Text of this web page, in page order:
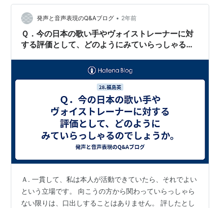
なぁ どうやって対処すればいいんだっキュ…キレかねな
いっキュ そこで、こちらの記事では以下のような内容に
ついてご紹介していきます！ １．会…
発声と音声表現のQ&Aブログ • 2年前
Ｑ．今の日本の歌い手やヴォイストレーナーに対
する評価として、どのようにみていらっしゃるの
Ａ. 一貫して、私は本人が活動できていたら、それでよい
という立場です。 向こうの方から関わっていらっしゃら
ない限りは、口出しすることはありません。 評したとし